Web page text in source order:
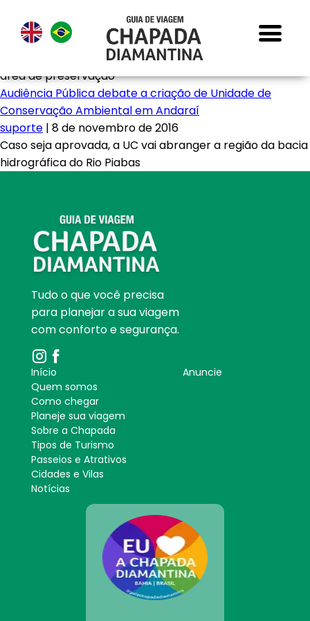
área de preservação
Audiência Pública debate a criação de Unidade de
Conservação Ambiental em Andaraí
suporte | 8 de novembro de 2016
Caso seja aprovada, a UC vai abranger a região da bacia
hidrográfica do Rio Piabas
Tudo o que você precisa
para planejar a sua viagem
com conforto e segurança.
Início
Quem somos
Como chegar
Planeje sua viagem
Sobre a Chapada
Tipos de Turismo
Passeios e Atrativos
Cidades e Vilas
Notícias
Anuncie